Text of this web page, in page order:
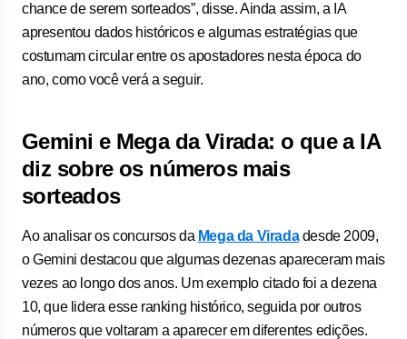
chance de serem sorteados”, disse. Ainda assim, a IA
apresentou dados históricos e algumas estratégias que
costumam circular entre os apostadores nesta época do
ano, como você verá a seguir.
Gemini e Mega da Virada: o que a IA
diz sobre os números mais
sorteados
Ao analisar os concursos da Mega da Viradadesde 2009,
o Gemini destacou que algumas dezenas apareceram mais
vezes ao longo dos anos. Um exemplo citado foi a dezena
10, que lidera esse ranking histórico, seguida por outros
números que voltaram a aparecer em diferentes edições.